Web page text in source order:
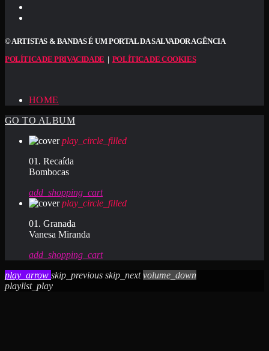
© ARTISTAS & BANDAS É UM PORTAL DA SALVADOR AGÊNCIA
POLÍTICA DE PRIVACIDADE | POLÍTICA DE COOKIES
HOME
GO TO ALBUM
play_circle_filled
01. Recaída
Bombocas
add_shopping_cart
play_circle_filled
01. Granada
Vanesa Miranda
add_shopping_cart
play_arrow skip_previous skip_next volume_down
playlist_play